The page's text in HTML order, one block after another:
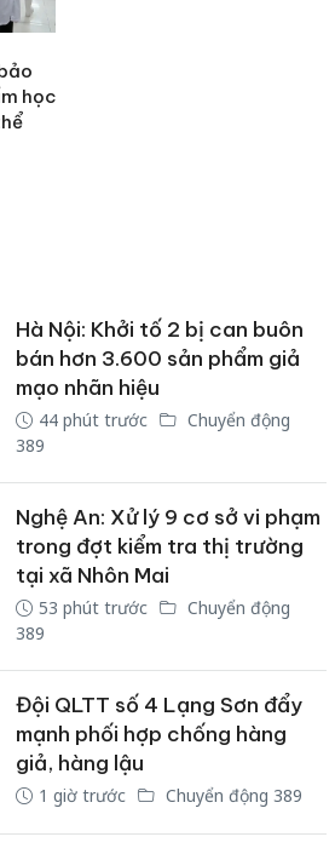
học
Hà Nội: Khởi tố 2 bị can buôn
bán hơn 3.600 sản phẩm giả
mạo nhãn hiệu
44 phút trước
Chuyển động
389
Nghệ An: Xử lý 9 cơ sở vi phạm
trong đợt kiểm tra thị trường
tại xã Nhôn Mai
53 phút trước
Chuyển động
389
Đội QLTT số 4 Lạng Sơn đẩy
mạnh phối hợp chống hàng
giả, hàng lậu
1 giờ trước Chuyển động 389